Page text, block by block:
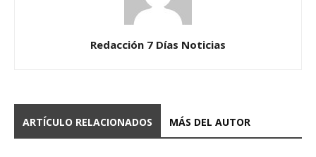
Redacción 7 Días Noticias
ARTÍCULO RELACIONADOS MÁS DEL AUTOR